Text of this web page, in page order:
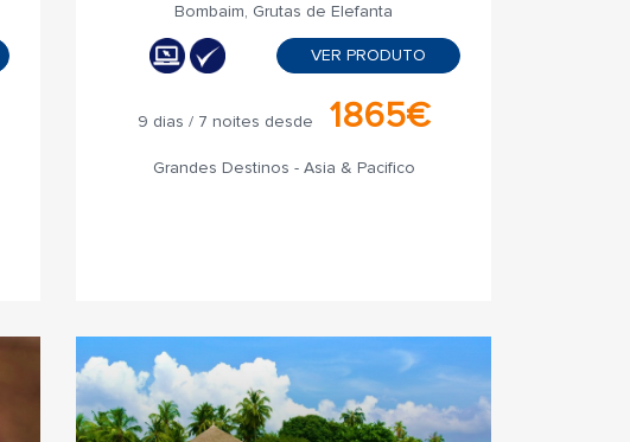
Bombaim, Grutas de Elefanta
VER PRODUTO
9 dias / 7 noites desde 1865€
Grandes Destinos - Asia & Pacifico